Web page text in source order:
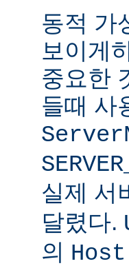
동적 가
보이게
중요한
들때 사
실제 서
달렸다.
의